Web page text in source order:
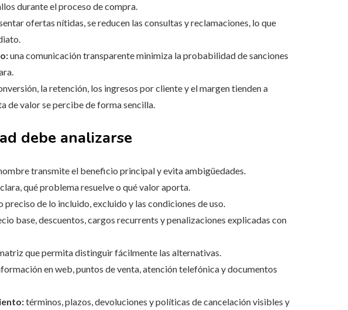
durante el proceso de compra.
ofertas nítidas, se reducen las consultas y reclamaciones, lo que
una comunicación transparente minimiza la probabilidad de sanciones
la retención, los ingresos por cliente y el margen tienden a
de valor se percibe de forma sencilla.
debe analizarse
transmite el beneficio principal y evita ambigüedades.
qué problema resuelve o qué valor aporta.
preciso de lo incluido, excluido y las condiciones de uso.
base, descuentos, cargos recurrents y penalizaciones explicadas con
que permita distinguir fácilmente las alternativas.
en web, puntos de venta, atención telefónica y documentos
términos, plazos, devoluciones y políticas de cancelación visibles y